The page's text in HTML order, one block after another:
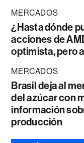
MERCADOS
¿Hasta dónde
acciones de
optimista, pero
MERCADOS
Brasil deja al
del azúcar con
información
producción